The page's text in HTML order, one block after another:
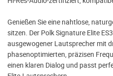
Genießen Sie eine nahtlose,
sitzen. Der Polk Signature Elite
ausgewogener Lautsprecher mit
phasenoptimierten, präzisen
einen klaren Dialog und passt